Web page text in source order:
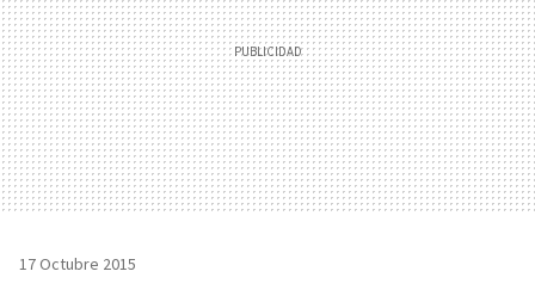
17 Octubre 2015